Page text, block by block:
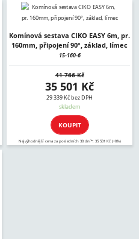
Komínová sestava CIKO EASY 6m, pr.
160mm, připojení 90°, základ, límec
15-160-6
41 766 Kč
35 501 Kč
29 339 Kč bez DPH
skladem
KOUPIT
Nejvýhodnější cena za posledních 30 dní*: 35 501 Kč (+0%)